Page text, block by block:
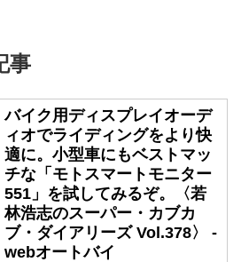
事
バイク用ディスプレイオーデ
ィオでライディングをより快
適に。小型車にもベストマッ
チな「モトスマートモニター
551」を試してみるぞ。〈若
林浩志のスーパー・カブカ
ブ・ダイアリーズ Vol.378〉 -
webオートバイ